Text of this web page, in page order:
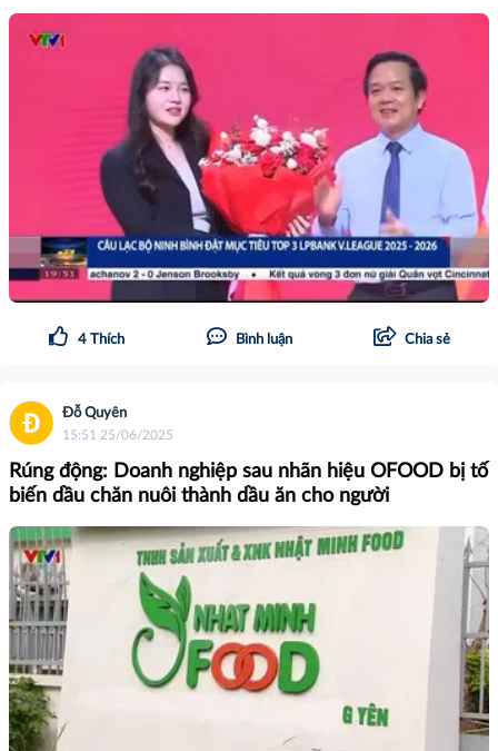
4 Thích Bình luận Chia sẻ
Đỗ Quyên
15:51 25/06/2025
Rúng động: Doanh nghiệp sau nhãn hiệu OFOOD bị tố
biến dầu chăn nuôi thành dầu ăn cho người